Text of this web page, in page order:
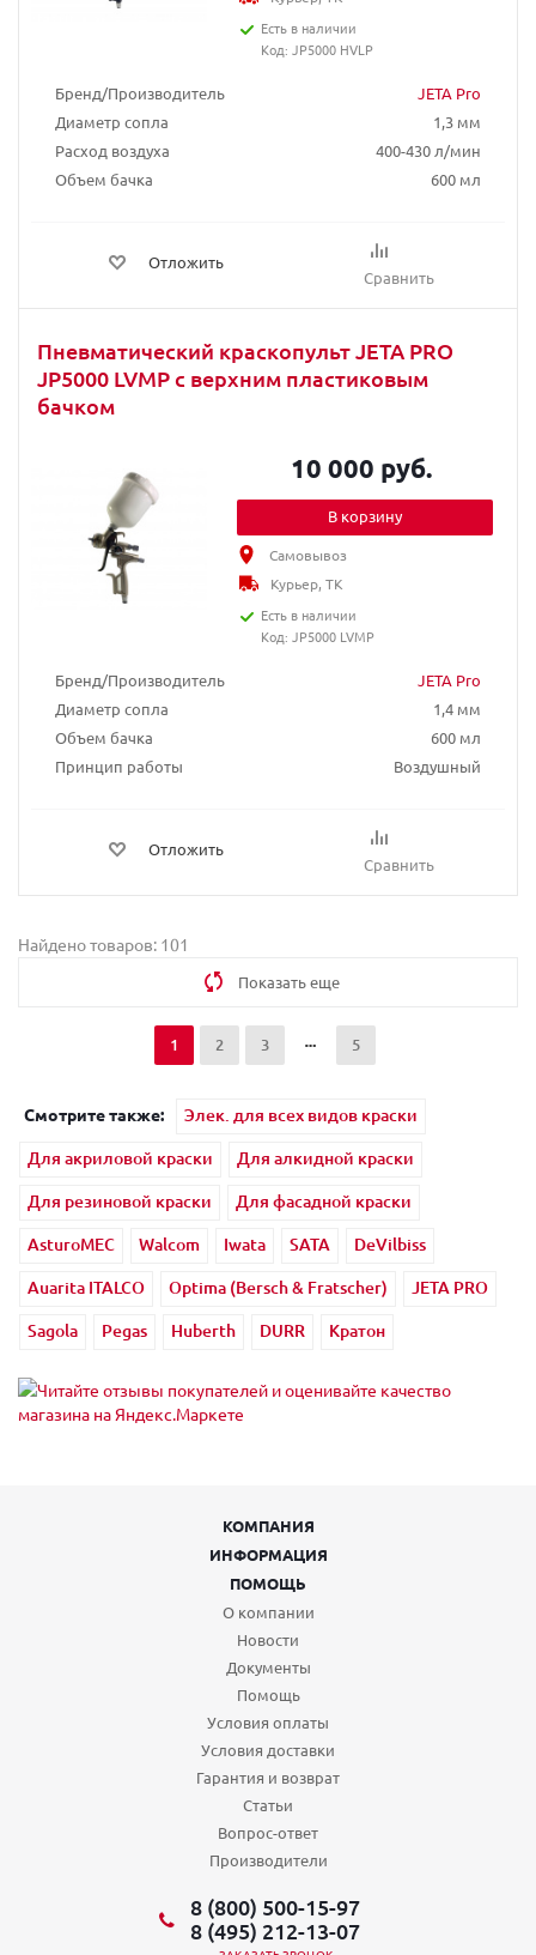
Бренд/Производитель
JETA Pro
Диаметр сопла
1,3 мм
Расход воздуха
400-430 л/мин
Объем бачка
600 мл
Отложить
Сравнить
Есть в наличии
Код: JP5000 HVLP
Пневматический краскопульт JETA PRO
JP5000 LVMP c верхним пластиковым
бачком
Бренд/Производитель
JETA Pro
Диаметр сопла
1,4 мм
Объем бачка
600 мл
Принцип работы
Воздушный
Отложить
Сравнить
10 000 руб.
В корзину
Самовывоз
Курьер, ТК
Есть в наличии
Код: JP5000 LVMP
Найдено товаров: 101
Показать еще
1 2 3 5
Смотрите также:
Элек. для всех видов краски
Для акриловой краски
Для алкидной краски
Для резиновой краски
Для фасадной краски
AsturoMEC
Walcom Iwata SATA
DeVilbiss
Auarita ITALCO
Optima (Bersch & Fratscher)
JETA PRO
Sagola
Pegas Huberth DURR Кратон
КОМПАНИЯ
ИНФОРМАЦИЯ
ПОМОЩЬ
О компании
Новости
Документы
Помощь
Условия оплаты
Условия доставки
Гарантия и возврат
Статьи
Вопрос-ответ
Производители
8 (800) 500-15-97
8 (495) 212-13-07